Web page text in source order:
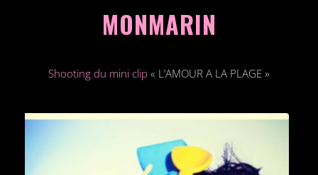
MONMARIN
Shooting du mini clip « L’AMOUR A LA PLAGE »